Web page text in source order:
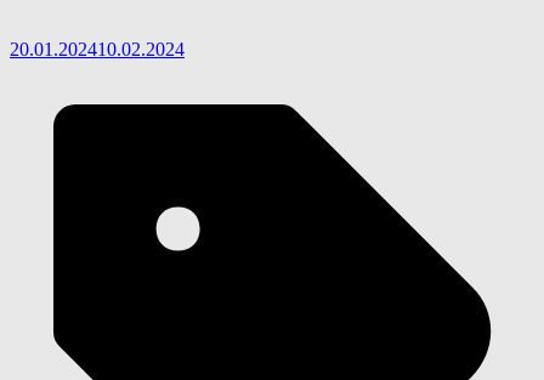
20.01.202410.02.2024